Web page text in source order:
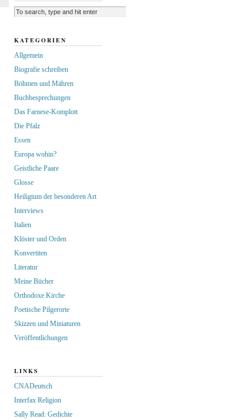
KATEGORIEN
Allgemein
Biografie schreiben
Böhmen und Mähren
Buchbesprechungen
Das Farnese-Komplott
Die Pfalz
Essen
Europa wohin?
Geistliche Paare
Glosse
Heiligtum der besonderen Art
Interviews
Italien
Klöster und Orden
Konvertiten
Literatur
Meine Bücher
Orthodoxe Kirche
Poetische Pilgerorte
Skizzen und Miniaturen
Veröffentlichungen
LINKS
CNADeutsch
Interfax Religion
Sally Read: Gedichte